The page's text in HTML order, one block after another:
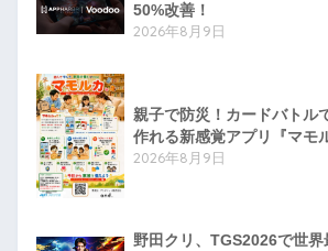
50%改善！
2026年8月9日
親子で防災！カードバトル
作れる新感覚アプリ『マモ
2026年8月9日
野田クリ、TGS2026で世